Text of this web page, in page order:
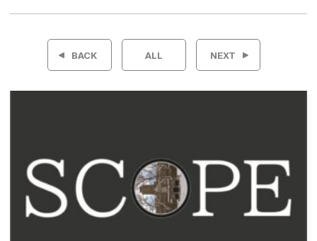
投
ー
シ
ョ
BACK ALL NEXT